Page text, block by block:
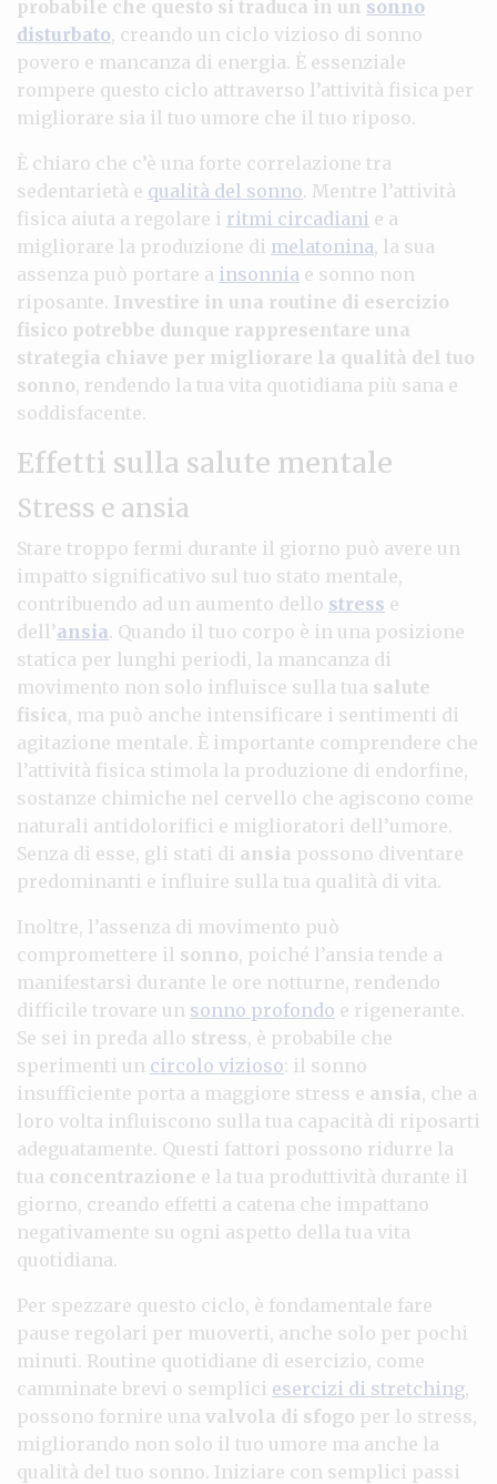
probabile che questo si traduca in un sonno
disturbato, creando un ciclo vizioso di sonno
povero e mancanza di energia. È essenziale
rompere questo ciclo attraverso l’attività fisica per
migliorare sia il tuo umore che il tuo riposo.
È chiaro che c’è una forte correlazione tra
sedentarietà e qualità del sonno. Mentre l’attività
fisica aiuta a regolare i ritmi circadiani e a
migliorare la produzione di melatonina, la sua
assenza può portare a insonnia e sonno non
riposante. Investire in una routine di esercizio
fisico potrebbe dunque rappresentare una
strategia chiave per migliorare la qualità del tuo
sonno, rendendo la tua vita quotidiana più sana e
soddisfacente.
Effetti sulla salute mentale
Stress e ansia
Stare troppo fermi durante il giorno può avere un
impatto significativo sul tuo stato mentale,
contribuendo ad un aumento dello stress e
dell’ansia. Quando il tuo corpo è in una posizione
statica per lunghi periodi, la mancanza di
movimento non solo influisce sulla tua salute
fisica, ma può anche intensificare i sentimenti di
agitazione mentale. È importante comprendere che
l’attività fisica stimola la produzione di endorfine,
sostanze chimiche nel cervello che agiscono come
naturali antidolorifici e miglioratori dell’umore.
Senza di esse, gli stati di ansia possono diventare
predominanti e influire sulla tua qualità di vita.
Inoltre, l’assenza di movimento può
compromettere il sonno, poiché l’ansia tende a
manifestarsi durante le ore notturne, rendendo
difficile trovare un sonno profondo e rigenerante.
Se sei in preda allo stress, è probabile che
sperimenti un circolo vizioso: il sonno
insufficiente porta a maggiore stress e ansia, che a
loro volta influiscono sulla tua capacità di riposarti
adeguatamente. Questi fattori possono ridurre la
tua concentrazione e la tua produttività durante il
giorno, creando effetti a catena che impattano
negativamente su ogni aspetto della tua vita
quotidiana.
Per spezzare questo ciclo, è fondamentale fare
pause regolari per muoverti, anche solo per pochi
minuti. Routine quotidiane di esercizio, come
camminate brevi o semplici esercizi di stretching,
possono fornire una valvola di sfogo per lo stress,
migliorando non solo il tuo umore ma anche la
qualità del tuo sonno. Iniziare con semplici passi